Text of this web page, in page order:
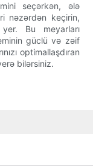
seçərkən, ələ
nəzərdən keçirin,
Bu meyarları
güclü və zəif
optimallaşdıran
bilərsiniz.